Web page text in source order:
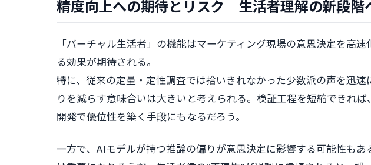
精度向上への期待とリスク 生活者理解の新段階
「バーチャル生活者」の機能はマーケティング現場の意思決定を高
る効果が期待される。
特に、従来の定量・定性調査では拾いきれなかった少数派の声を迅
りを減らす意味合いは大きいと考えられる。検証工程を短縮できれ
開発で優位性を築く手段にもなるだろう。
一方で、AIモデルが持つ推論の偏りが意思決定に影響する可能性も